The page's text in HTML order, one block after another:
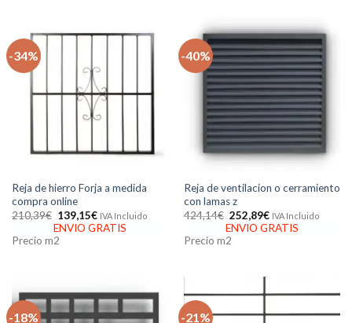
-34%
Reja de hierro Forja a medida
compra online
210,39€ El
precio
original
era:
139,15€El
precio
actual
IVA Incluido
ENVIO GRATIS
Precio m2
-40%
Reja de ventilacion o cerramiento
con lamas z
424,14€ El
precio
original
era:
252,89€El
precio
actual
IVA Incluido
ENVIO GRATIS
Precio m2
-18% -21%